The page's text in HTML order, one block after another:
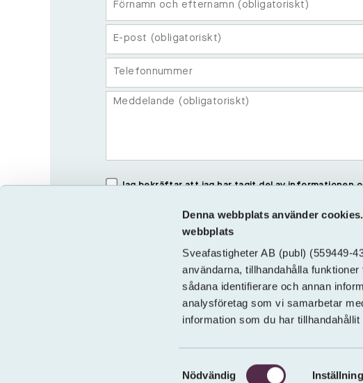
Denna webbplats använder
webbplats
Sveafastigheter AB (publ) (559449-
användarna, tillhandahålla
sådana identifierare och annan
analysföretag som vi samarbetar
information som du har
Samtyckesval
Nödvändig
Jag bekräftar att jag har tagit del av informationen